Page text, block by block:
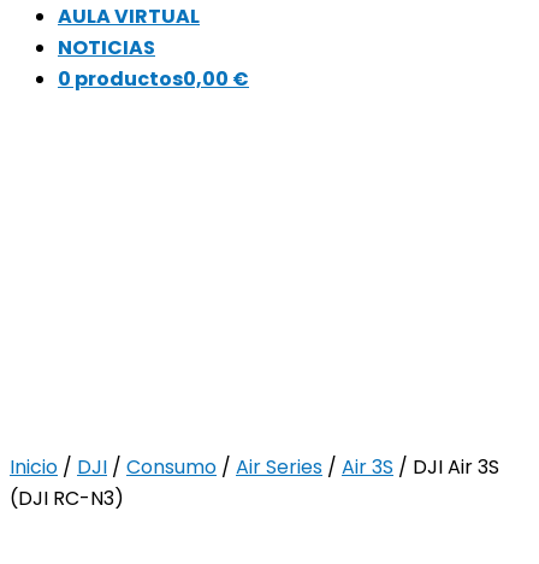
AULA VIRTUAL
NOTICIAS
0 productos0,00 €
Inicio / DJI / Consumo / Air Series / Air 3S / DJI Air 3S
(DJI RC-N3)